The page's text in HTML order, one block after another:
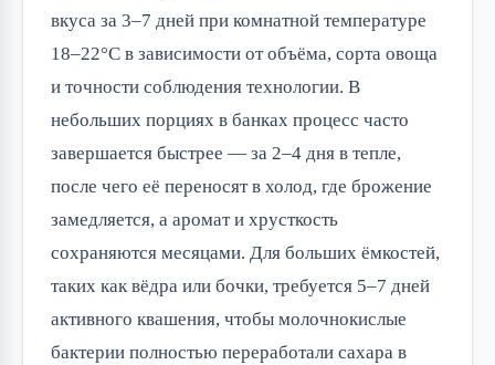
вкуса за 3–7 дней при комнатной температуре
18–22°C в зависимости от объёма, сорта овоща
и точности соблюдения технологии. В
небольших порциях в банках процесс часто
завершается быстрее — за 2–4 дня в тепле,
после чего её переносят в холод, где брожение
замедляется, а аромат и хрусткость
сохраняются месяцами. Для больших ёмкостей,
таких как вёдра или бочки, требуется 5–7 дней
активного квашения, чтобы молочнокислые
бактерии полностью переработали сахара в